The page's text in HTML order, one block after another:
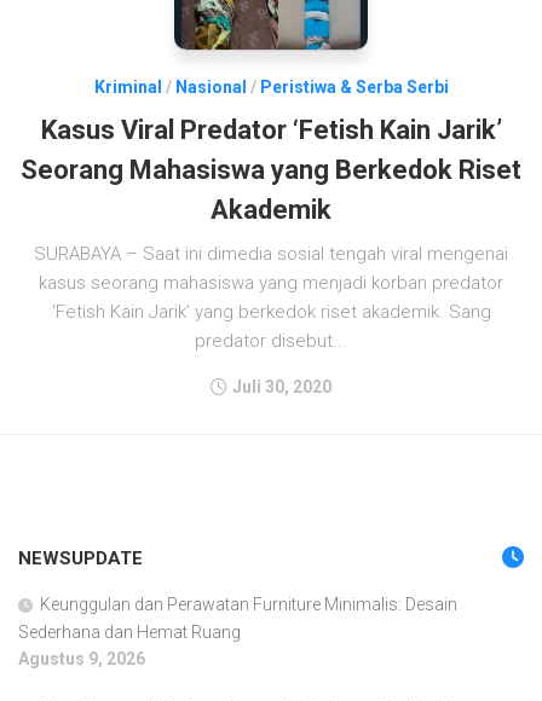
Kriminal / Nasional / Peristiwa & Serba Serbi
Kasus Viral Predator ‘Fetish Kain Jarik’
Seorang Mahasiswa yang Berkedok Riset
Akademik
SURABAYA – Saat ini dimedia sosial tengah viral mengenai
kasus seorang mahasiswa yang menjadi korban predator
‘Fetish Kain Jarik’ yang berkedok riset akademik. Sang
predator disebut...
Juli 30, 2020
NEWSUPDATE
Keunggulan dan Perawatan Furniture Minimalis: Desain
Sederhana dan Hemat Ruang
Agustus 9, 2026